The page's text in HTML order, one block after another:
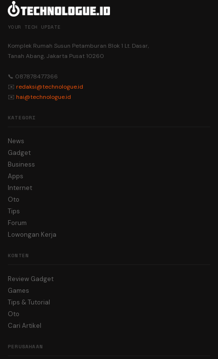
YOUR TECH UPDATE
Komplek Rumah Susun Petamburan Blok 1 Lt. Dasar,
Tanah Abang, Jakarta Pusat 10260
📞 087878477366
✉️ redaksi@technologue.id
✉️ hai@technologue.id
KATEGORI
News
Gadget
Business
Apps
Internet
Oto
Tips
Forum
Lowongan Kerja
KONTEN
Review Gadget
Games
Tips & Tutorial
Oto
Cari Artikel
PERUSAHAAN